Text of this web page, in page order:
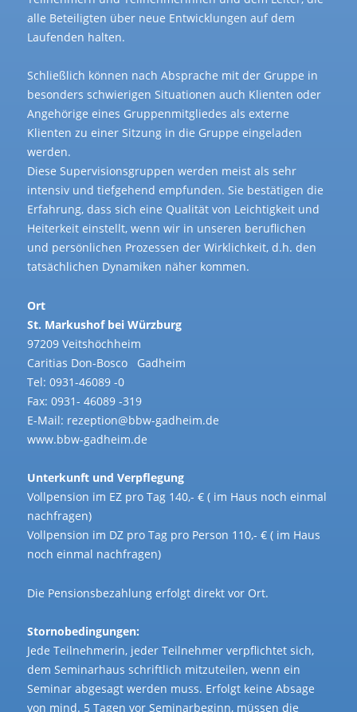
alle Beteiligten über neue Entwicklungen auf dem
Laufenden halten.
Schließlich können nach Absprache mit der Gruppe in
besonders schwierigen Situationen auch Klienten oder
Angehörige eines Gruppenmitgliedes als externe
Klienten zu einer Sitzung in die Gruppe eingeladen
werden.
Diese Supervisionsgruppen werden meist als sehr
intensiv und tiefgehend empfunden. Sie bestätigen die
Erfahrung, dass sich eine Qualität von Leichtigkeit und
Heiterkeit einstellt, wenn wir in unseren beruflichen
und persönlichen Prozessen der Wirklichkeit, d.h. den
tatsächlichen Dynamiken näher kommen.
Ort
St. Markushof bei Würzburg
97209 Veitshöchheim
Caritias Don-Bosco Gadheim
Tel: 0931-46089 -0
Fax: 0931- 46089 -319
E-Mail: rezeption@bbw-gadheim.de
www.bbw-gadheim.de
Unterkunft und Verpflegung
Vollpension im EZ pro Tag 140,- € ( im Haus noch einmal
nachfragen)
Vollpension im DZ pro Tag pro Person 110,- € ( im Haus
noch einmal nachfragen)
Die Pensionsbezahlung erfolgt direkt vor Ort.
Stornobedingungen:
Jede Teilnehmerin, jeder Teilnehmer verpflichtet sich,
dem Seminarhaus schriftlich mitzuteilen, wenn ein
Seminar abgesagt werden muss. Erfolgt keine Absage
von mind. 5 Tagen vor Seminarbeginn, müssen die